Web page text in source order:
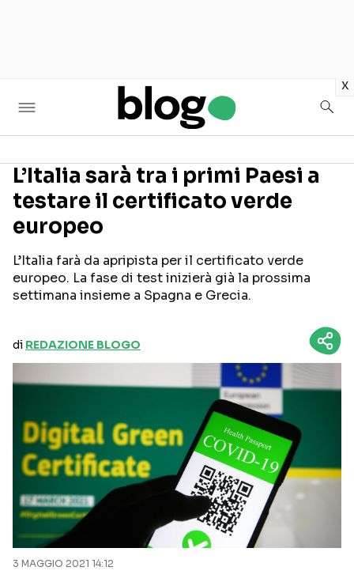
x
Seguici sui social
L’Italia sarà tra i primi Paesi a
testare il certificato verde
europeo
L’Italia farà da apripista per il certificato verde
europeo. La fase di test inizierà già la prossima
settimana insieme a Spagna e Grecia.
di REDAZIONE BLOGO
3 MAGGIO 2021 14:12